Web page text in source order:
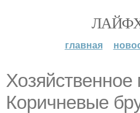
главная
Коричневые